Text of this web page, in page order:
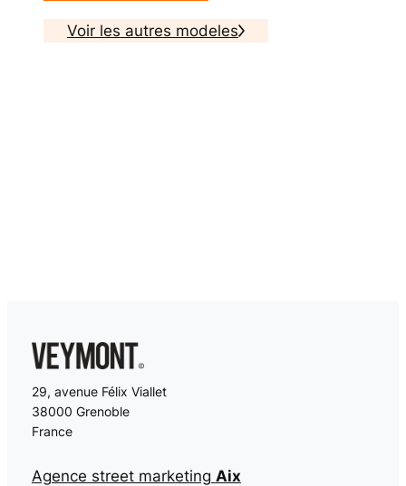
Voir les autres modeles
29, avenue Félix Viallet
38000 Grenoble
France
Agence street marketing Aix